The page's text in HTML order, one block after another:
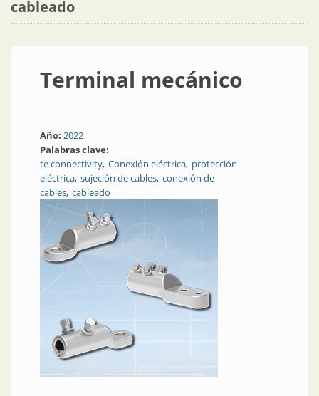
cableado
Terminal mecánico
Año: 2022
Palabras clave:
te connectivity Conexión eléctrica protección
eléctrica sujeción de cables conexión de
cables cableado